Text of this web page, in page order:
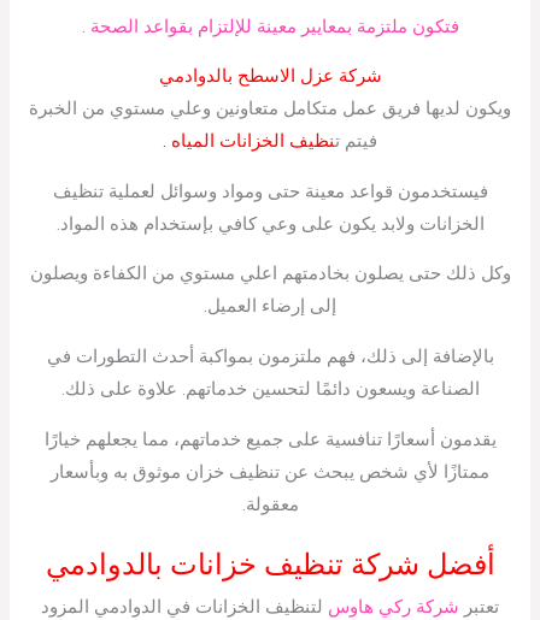
فتكون ملتزمة بمعايير معينة للإلتزام بقواعد الصحة .
شركة عزل الاسطح بالدوادمي
ويكون لديها فريق عمل متكامل متعاونين وعلي مستوي من الخبرة
فيتم تنظيف الخزانات المياه .
فيستخدمون قواعد معينة حتى ومواد وسوائل لعملية تنظيف
الخزانات ولابد يكون على وعي كافي بإستخدام هذه المواد.
وكل ذلك حتى يصلون بخادمتهم اعلي مستوي من الكفاءة ويصلون
إلى إرضاء العميل.
بالإضافة إلى ذلك، فهم ملتزمون بمواكبة أحدث التطورات في
الصناعة ويسعون دائمًا لتحسين خدماتهم. علاوة على ذلك.
يقدمون أسعارًا تنافسية على جميع خدماتهم، مما يجعلهم خيارًا
ممتازًا لأي شخص يبحث عن تنظيف خزان موثوق به وبأسعار
معقولة.
أفضل شركة تنظيف خزانات بالدوادمي
تعتبر شركة ركي هاوس لتنظيف الخزانات في الدوادمي المزود